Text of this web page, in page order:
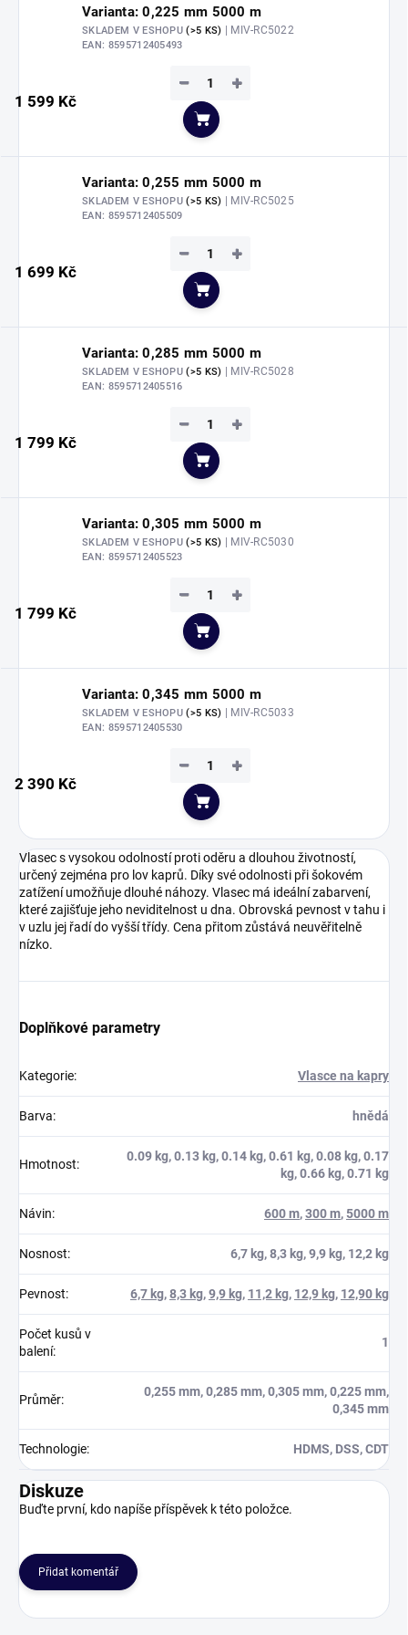
Varianta: 0,225 mm 5000 m
SKLADEM V ESHOPU(>5 KS) | MIV-RC5022
EAN: 8595712405493
1 599 Kč
+
−
Do košíku
Varianta: 0,255 mm 5000 m
SKLADEM V ESHOPU(>5 KS) | MIV-RC5025
EAN: 8595712405509
1 699 Kč
+
−
Do košíku
Varianta: 0,285 mm 5000 m
SKLADEM V ESHOPU(>5 KS) | MIV-RC5028
EAN: 8595712405516
1 799 Kč
+
−
Do košíku
Varianta: 0,305 mm 5000 m
SKLADEM V ESHOPU(>5 KS) | MIV-RC5030
EAN: 8595712405523
1 799 Kč
+
−
Do košíku
Varianta: 0,345 mm 5000 m
SKLADEM V ESHOPU(>5 KS) | MIV-RC5033
EAN: 8595712405530
2 390 Kč
+
−
Do košíku
Vlasec s vysokou odolností proti oděru a dlouhou životností,
určený zejména pro lov kaprů. Díky své odolnosti při šokovém
zatížení umožňuje dlouhé náhozy. Vlasec má ideální zabarvení,
které zajišťuje jeho neviditelnost u dna. Obrovská pevnost v tahu i
v uzlu jej řadí do vyšší třídy. Cena přitom zůstává neuvěřitelně
nízko.
Doplňkové parametry
Kategorie: Vlasce na kapry
Barva: hnědá
Hmotnost:
0.09 kg, 0.13 kg, 0.14 kg, 0.61 kg, 0.08 kg, 0.17
kg, 0.66 kg, 0.71 kg
Návin: 600 m,300 m,5000 m
Nosnost: 6,7 kg, 8,3 kg, 9,9 kg, 12,2 kg
Pevnost: 6,7 kg,8,3 kg,9,9 kg, 11,2 kg, 12,9 kg, 12,90 kg
Počet kusů v
balení:
1
Průměr:
0,255 mm, 0,285 mm, 0,305 mm, 0,225 mm,
0,345 mm
Technologie: HDMS, DSS, CDT
Diskuze
Buďte první, kdo napíše příspěvek k této položce.
Přidat komentář